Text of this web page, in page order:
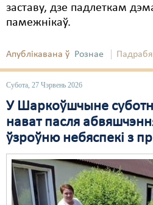
заставу, дзе падлеткам
памежнікаў.
Апублікавана ў Рознае
Субота, 27 Чэрвень 2026
У Шаркоўшчыне
нават пасля
ўзроўню небяспекі з